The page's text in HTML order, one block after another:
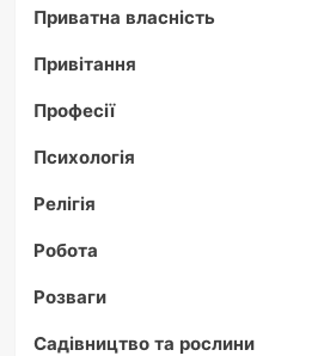
Приватна власність
Привітання
Професії
Психологія
Релігія
Робота
Розваги
Садівництво та рослини